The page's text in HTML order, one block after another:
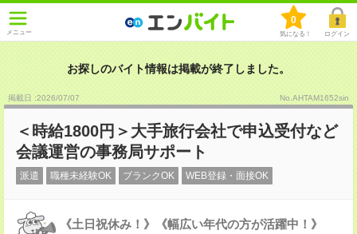
メニュー
0
気になる！ ログイン
お探しのバイト情報は掲載が終了しました。
掲載日 :2026/07/07 No.AHTAM1652sin
＜時給1800円＞大手旅行会社で申込受付など
会議運営の事務局サポート
派遣 職種未経験OK ブランクOK WEB登録・面接OK
《土日祝休み！》《幅広い年代の方が活躍中！》